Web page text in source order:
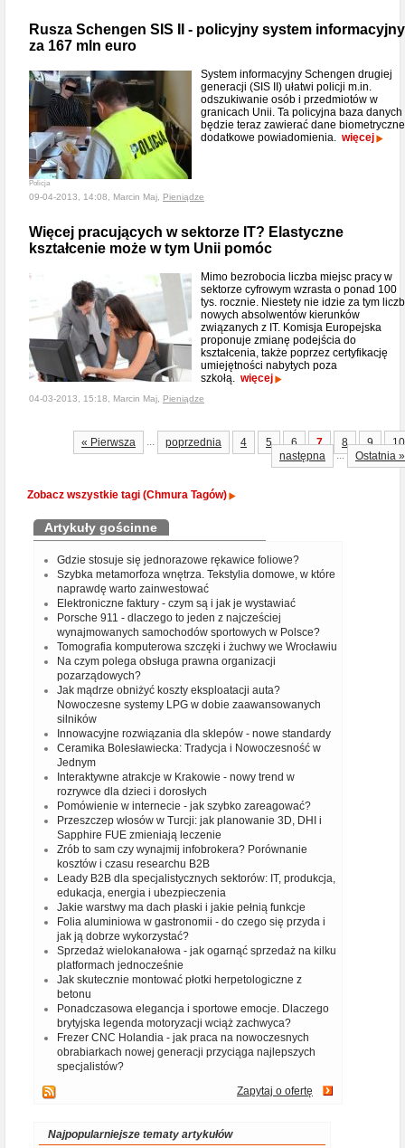
Rusza Schengen SIS II - policyjny system informacyjny
za 167 mln euro
Policja
System informacyjny Schengen drugiej
generacji (SIS II) ułatwi policji m.in.
odszukiwanie osób i przedmiotów w
granicach Unii. Ta policyjna baza danych
będzie teraz zawierać dane
dodatkowe powiadomienia. więcej
09-04-2013, 14:08, Marcin Maj, Pieniądze
Więcej pracujących w sektorze IT? Elastyczne
kształcenie może w tym Unii pomóc
Mimo bezrobocia liczba miejsc pracy w
sektorze cyfrowym wzrasta o ponad 100
tys. rocznie. Niestety nie idzie za tym
nowych absolwentów kierunków
związanych z IT. Komisja Europejska
proponuje zmianę podejścia do
kształcenia, także poprzez certyfikację
umiejętności nabytych poza
szkołą. więcej
04-03-2013, 15:18, Marcin Maj, Pieniądze
« Pierwsza ... poprzednia 4 5 6 7 8 9
10
następna
... Ostatnia »
Zobacz wszystkie tagi (Chmura Tagów)
Artykuły gościnne
Gdzie stosuje się jednorazowe rękawice foliowe?
Szybka metamorfoza wnętrza. Tekstylia domowe, w które
naprawdę warto zainwestować
Elektroniczne faktury - czym są i jak je wystawiać
Porsche 911 - dlaczego to jeden z najcześciej
wynajmowanych samochodów sportowych w Polsce?
Tomografia komputerowa szczęki i żuchwy we Wrocławiu
Na czym polega obsługa prawna organizacji
pozarządowych?
Jak mądrze obniżyć koszty eksploatacji auta?
Nowoczesne systemy LPG w dobie zaawansowanych
silników
Innowacyjne rozwiązania dla sklepów - nowe standardy
Ceramika Bolesławiecka: Tradycja i Nowoczesność w
Jednym
Interaktywne atrakcje w Krakowie - nowy trend w
rozrywce dla dzieci i dorosłych
Pomówienie w internecie - jak szybko zareagować?
Przeszczep włosów w Turcji: jak planowanie 3D, DHI i
Sapphire FUE zmieniają leczenie
Zrób to sam czy wynajmij infobrokera? Porównanie
kosztów i czasu researchu B2B
Leady B2B dla specjalistycznych sektorów: IT, produkcja,
edukacja, energia i ubezpieczenia
Jakie warstwy ma dach płaski i jakie pełnią funkcje
Folia aluminiowa w gastronomii - do czego się przyda i
jak ją dobrze wykorzystać?
Sprzedaż wielokanałowa - jak ogarnąć sprzedaż na kilku
platformach jednocześnie
Jak skutecznie montować płotki herpetologiczne z
betonu
Ponadczasowa elegancja i sportowe emocje. Dlaczego
brytyjska legenda motoryzacji wciąż zachwyca?
Frezer CNC Holandia - jak praca na nowoczesnych
obrabiarkach nowej generacji przyciąga najlepszych
specjalistów?
Zapytaj o ofertę
Najpopularniejsze tematy artykułów